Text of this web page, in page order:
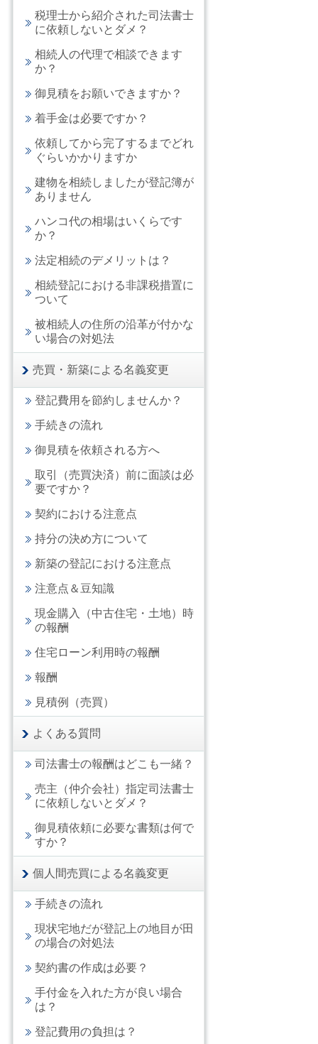
税理士から紹介された司法書士
に依頼しないとダメ？
相続人の代理で相談できます
か？
御見積をお願いできますか？
着手金は必要ですか？
依頼してから完了するまでどれ
ぐらいかかりますか
建物を相続しましたが登記簿が
ありません
ハンコ代の相場はいくらです
か？
法定相続のデメリットは？
相続登記における非課税措置に
ついて
被相続人の住所の沿革が付かな
い場合の対処法
売買・新築による名義変更
登記費用を節約しませんか？
手続きの流れ
御見積を依頼される方へ
取引（売買決済）前に面談は必
要ですか？
契約における注意点
持分の決め方について
新築の登記における注意点
注意点＆豆知識
現金購入（中古住宅・土地）時
の報酬
住宅ローン利用時の報酬
報酬
見積例（売買）
よくある質問
司法書士の報酬はどこも一緒？
売主（仲介会社）指定司法書士
に依頼しないとダメ？
御見積依頼に必要な書類は何で
すか？
個人間売買による名義変更
手続きの流れ
現状宅地だが登記上の地目が田
の場合の対処法
契約書の作成は必要？
手付金を入れた方が良い場合
は？
登記費用の負担は？